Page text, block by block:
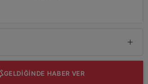
GELDİĞİNDE HABER VER